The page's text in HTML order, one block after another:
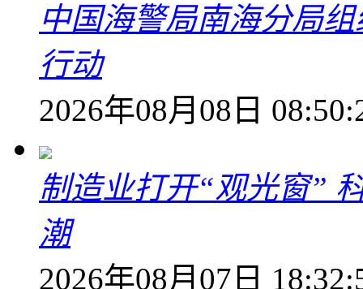
中国海警局南海分局
行动
2026年08月08日
制造业打开“观光窗”
潮
2026年08月07日